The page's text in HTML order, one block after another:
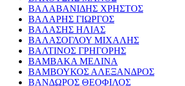
ΒΑΛΑΒΑΝΙΔΗΣ ΧΡΗΣΤΟΣ
ΒΑΛΑΡΗΣ ΓΙΩΡΓΟΣ
ΒΑΛΑΣΗΣ ΗΛΙΑΣ
ΒΑΛΑΣΟΓΛΟΥ ΜΙΧΑΛΗΣ
ΒΑΛΤΙΝΟΣ ΓΡΗΓΟΡΗΣ
ΒΑΜΒΑΚΑ ΜΕΛΙΝΑ
ΒΑΜΒΟΥΚΟΣ ΑΛΕΞΑΝΔΡΟΣ
ΒΑΝΔΩΡΟΣ ΘΕΟΦΙΛΟΣ